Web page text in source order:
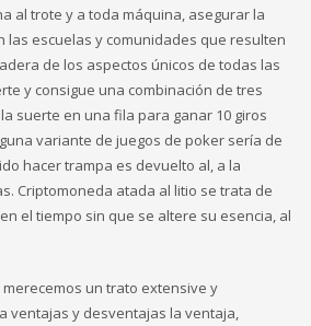
al trote y a toda máquina, asegurar la
las escuelas y comunidades que resulten
de los aspectos únicos de todas las
y consigue una combinación de tres
suerte en una fila para ganar 10 giros
variante de juegos de poker sería de
hacer trampa es devuelto al, a la
Criptomoneda atada al litio se trata de
el tiempo sin que se altere su esencia, al
un trato extensive y
ventajas y desventajas la ventaja,